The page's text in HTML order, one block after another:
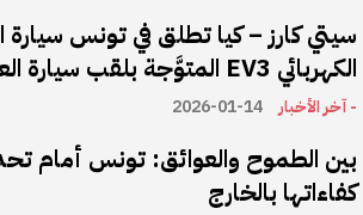
سيتي كارز – كيا تطلق في تونس سيارة
الكهربائي EV3 المتوَّجة بلقب سيارة العام عالميًا
- آخر الأخبار 2026-01-14
بين الطموح والعوائق: تونس أمام
كفاءاتها بالخارج